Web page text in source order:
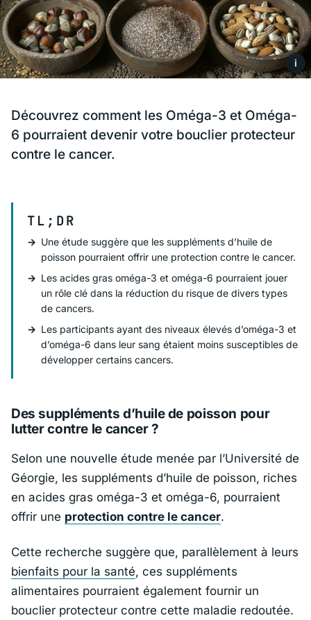
i
Découvrez comment les Oméga-3 et Oméga-
6 pourraient devenir votre bouclier protecteur
contre le cancer.
TL;DR
Une étude suggère que les suppléments d’huile de
poisson pourraient offrir une protection contre le cancer.
Les acides gras oméga-3 et oméga-6 pourraient jouer
un rôle clé dans la réduction du risque de divers types
de cancers.
Les participants ayant des niveaux élevés d’oméga-3 et
d’oméga-6 dans leur sang étaient moins susceptibles de
développer certains cancers.
Des suppléments d’huile de poisson pour
lutter contre le cancer ?
Selon une nouvelle étude menée par l’Université de
Géorgie, les suppléments d’huile de poisson, riches
en acides gras oméga-3 et oméga-6, pourraient
offrir une protection contre le cancer.
Cette recherche suggère que, parallèlement à leurs
bienfaits pour la santé, ces suppléments
alimentaires pourraient également fournir un
bouclier protecteur contre cette maladie redoutée.